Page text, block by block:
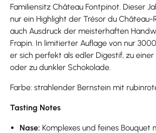
Familiensitz Château Fontpinot. Dieser
nur ein Highlight der Trésor du Château-
auch Ausdruck der meisterhaften
Frapin. In limitierter Auflage von nur
er sich perfekt als edler Digestif, zu
oder zu dunkler Schokolade.
Farbe: strahlender Bernstein mit
Tasting Notes
Nase: Komplexes und feines Bouquet